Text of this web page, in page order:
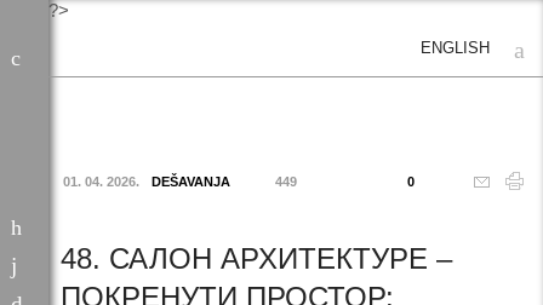
?>
ENGLISH
01. 04. 2026. DEŠAVANJA 449 0
48. САЛОН АРХИТЕКТУРЕ –
ПОКРЕНУТИ ПРОСТОР: